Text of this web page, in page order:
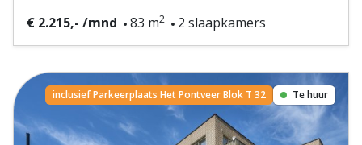
€ 2.215,- /mnd 83 m2 2 slaapkamers
inclusief Parkeerplaats Het Pontveer Blok T 32 Te huur